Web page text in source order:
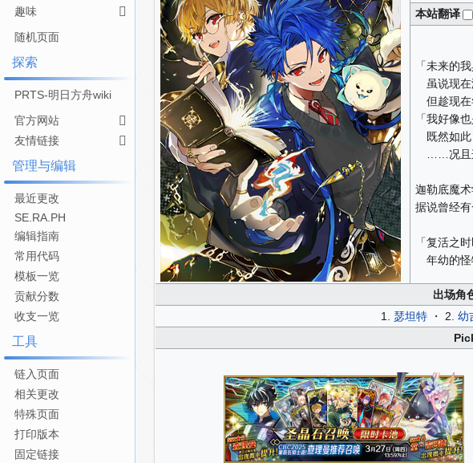
本站翻译
「未来的
虽说现在
但趁现在
「我好像
既然如此
……况且这
迦勒底魔术
据说曾经
「复活之
年幼的怪
出场角
1. 瑟坦特 ・ 2. 幼
趣味
随机页面
探索
PRTS-明日方舟wiki
官方网站
友情链接
管理与编辑
最近更改
SE.RA.PH
编辑指南
常用代码
模板一览
贡献分数
收支一览
工具
链入页面
相关更改
特殊页面
打印版本
固定链接